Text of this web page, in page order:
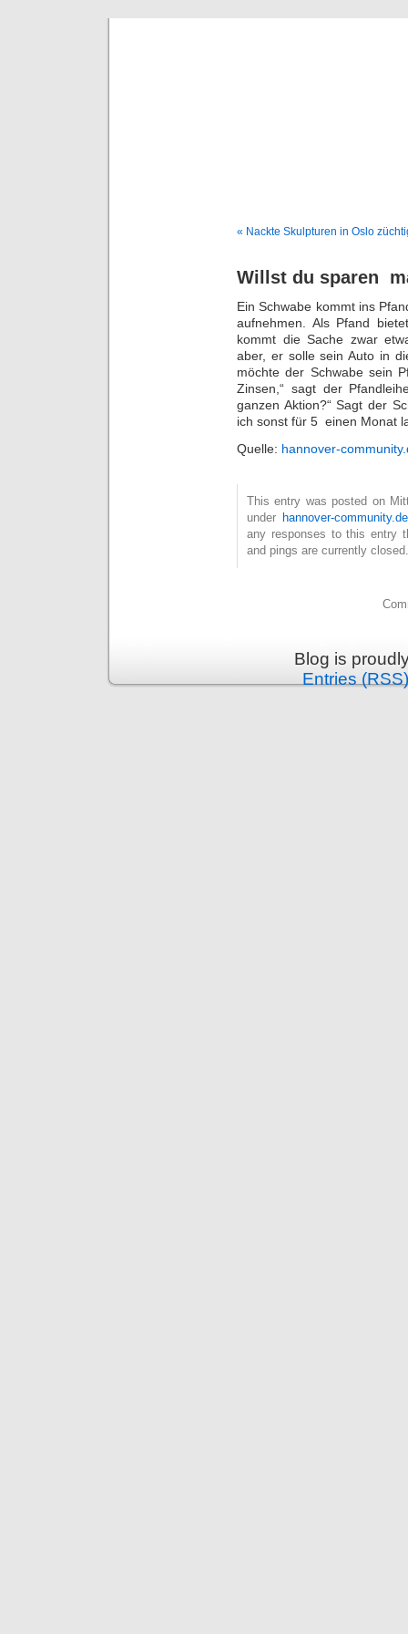
« Nackte Skulpturen in Oslo
Willst du sparen 
Ein Schwabe kommt ins
aufnehmen. Als Pfand
kommt die Sache zwar
aber, er solle sein Auto in
möchte der Schwabe sein
Zinsen,“ sagt der
ganzen Aktion?“ Sagt der
ich sonst für 5  einen Monat
Quelle: hannover-
This entry was posted on
under hannover-community.de
any responses to this entry
and pings are currently closed.
Blog is
Entries (RSS)